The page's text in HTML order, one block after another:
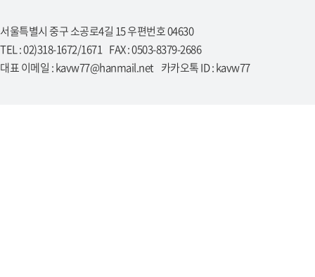
서울특별시 중구 소공로4길 15 우편번호 04630
TEL : 02)318-1672/1671 FAX : 0503-8379-2686
대표 이메일 : kavw77@hanmail.net 카카오톡 ID : kavw77